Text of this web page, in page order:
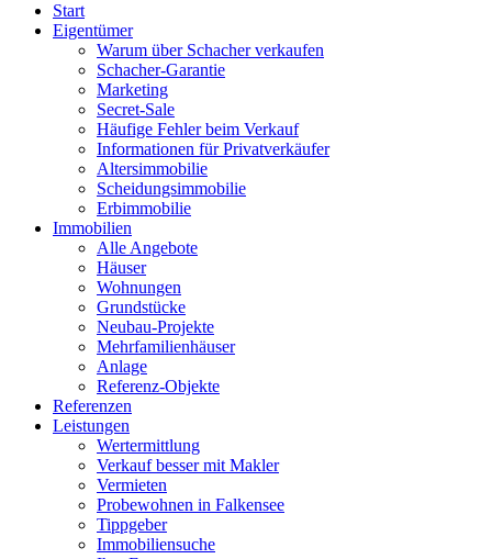
Start
Eigentümer
Warum über Schacher verkaufen
Schacher-Garantie
Marketing
Secret-Sale
Häufige Fehler beim Verkauf
Informationen für Privatverkäufer
Altersimmobilie
Scheidungsimmobilie
Erbimmobilie
Immobilien
Alle Angebote
Häuser
Wohnungen
Grundstücke
Neubau-Projekte
Mehrfamilienhäuser
Anlage
Referenz-Objekte
Referenzen
Leistungen
Wertermittlung
Verkauf besser mit Makler
Vermieten
Probewohnen in Falkensee
Tippgeber
Immobiliensuche